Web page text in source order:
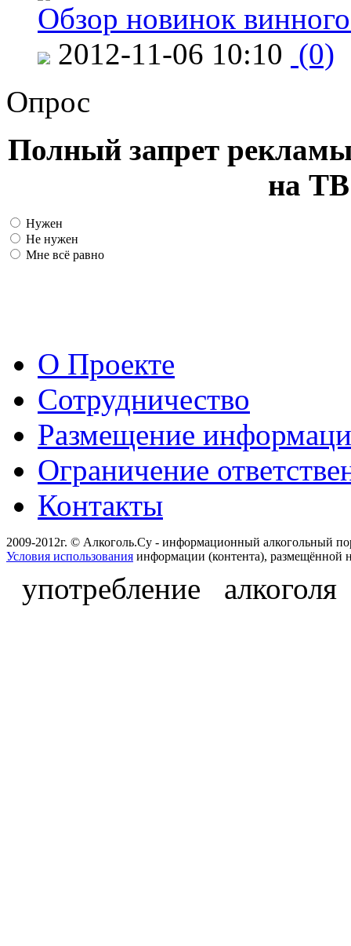
Обзор новинок
2012-11-06 10:10 (0)
Опрос
Полный запрет
на ТВ
Нужен
Не нужен
Мне всё равно
О Проекте
Сотрудничество
Размещение
Ограничение
Контакты
2009-2012г. © Алкоголь.Су - информационный алкогольный
Условия использования информации (контента), размещённой
употребление